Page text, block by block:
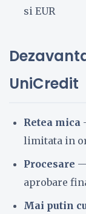
si EUR
UniCredit
Retea mica
limitata in
Procesare
aprobare
Mai putin